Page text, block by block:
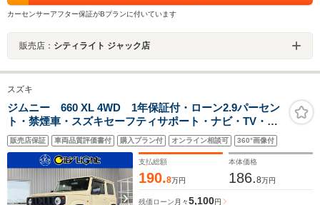
カーセンサーアフター保証がBプランに付いています
販売店： シティライト ジャック店
スズキ
ジムニー 660 XL 4WD 1年保証付・ローン2.9パーセン
ト・禁煙車・スズキセーフティサポート・ナビ・TV・
CD・DVD・Bluetooth・バックモニター・シートヒータ
ー・LEDオートライト・フォグ・オートエアコン・電動
格納ミラ・スマートキー・ETC
販売店保証 車両品質評価書付 購入プラン付 オンライン相談可 360°画像付
支払総額
190.8万円
本体価格
186.8万円
残価ローン 月々5,100円